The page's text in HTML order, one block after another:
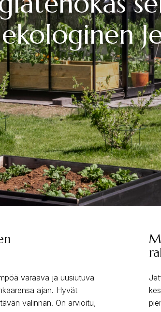
ekologinen
varaava ja uusiutuva
ajan. Hyvät
valinnan. On arvioitu,